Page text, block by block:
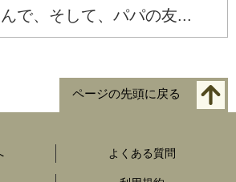
んで、そして、パパの友...
ページの先頭に戻る
よくある質問